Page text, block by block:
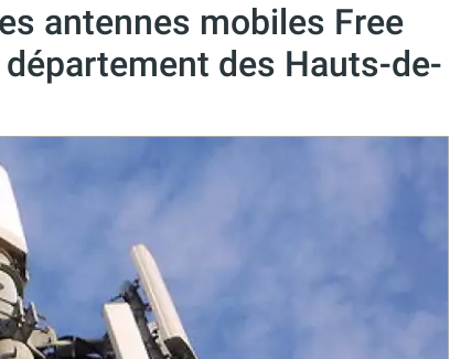
antennes mobiles Free
des Hauts-de-